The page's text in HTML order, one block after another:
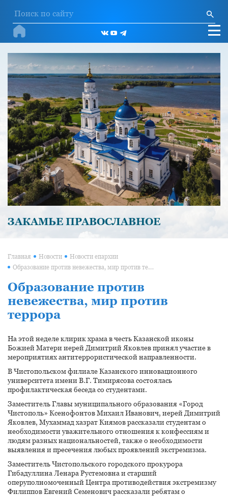
ЗАКАМЬЕ ПРАВОСЛАВНОЕ
Главная Новости Новости епархии
Образование против невежества, мир против террора
Образование против
невежества, мир против
террора
На этой неделе клирик храма в честь Казанской иконы
Божией Матери иерей Димитрий Яковлев принял участие в
мероприятиях антитеррористической направленности.
В Чистопольском филиале Казанского инновационного
университета имени В.Г. Тимирясова состоялась
профилактическая беседа со студентами.
Заместитель Главы муниципального образования «Город
Чистополь» Ксенофонтов Михаил Иванович, иерей Димитрий
Яковлев, Мухаммад хазрат Киямов рассказали студентам о
необходимости уважительного отношения к конфессиям и
людям разных национальностей, также о необходимости
выявления и пресечения любых проявлений экстремизма.
Заместитель Чистопольского городского прокурора
Гибадуллина Ленара Рустемовна и старший
оперуполномоченный Центра противодействия экстремизму
Филиппов Евгений Семенович рассказали ребятам о